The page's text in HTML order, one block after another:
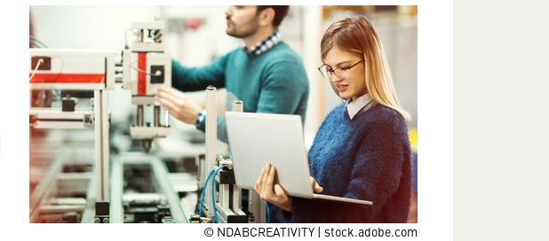
© NDABCREATIVITY | stock.adobe.com